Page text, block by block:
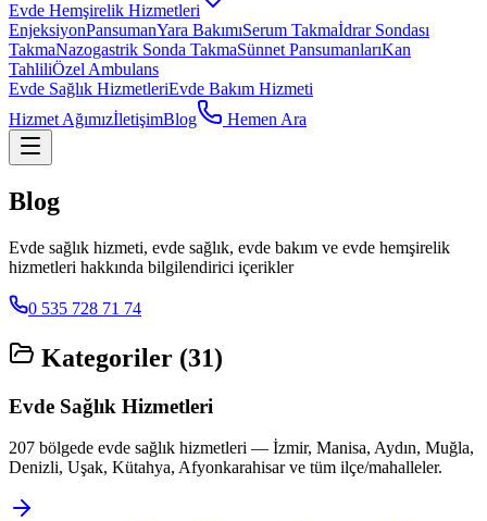
Evde Hemşirelik Hizmetleri
EnjeksiyonPansumanYara BakımıSerum Takmaİdrar Sondası
TakmaNazogastrik Sonda TakmaSünnet PansumanlarıKan
TahliliÖzel Ambulans
Evde Sağlık HizmetleriEvde Bakım Hizmeti
Hizmet AğımızİletişimBlog Hemen Ara
Blog
Evde sağlık hizmeti, evde sağlık, evde bakım ve evde hemşirelik
hizmetleri hakkında bilgilendirici içerikler
0 535 728 71 74
Kategoriler (31)
Evde Sağlık Hizmetleri
207 bölgede evde sağlık hizmetleri — İzmir, Manisa, Aydın, Muğla,
Denizli, Uşak, Kütahya, Afyonkarahisar ve tüm ilçe/mahalleler.